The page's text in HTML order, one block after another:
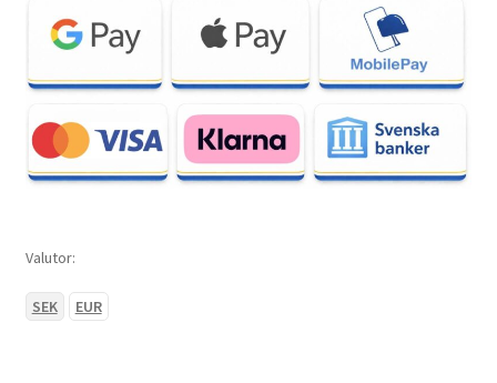
Valutor:
SEK EUR